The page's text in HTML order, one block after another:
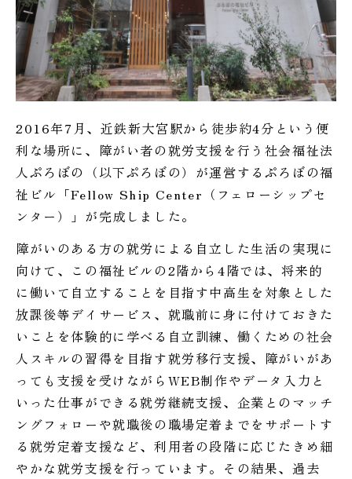
2016年7月、近鉄新大宮駅から徒歩約4分という便
利な場所に、障がい者の就労支援を行う社会福祉法
人ぷろぼの（以下ぷろぼの）が運営するぷろぼの福
祉ビル「Fellow Ship Center（フェローシップセ
ンター）」が完成しました。
障がいのある方の就労による自立した生活の実現に
向けて、この福祉ビルの2階から4階では、将来的
に働いて自立することを目指す中高生を対象とした
放課後等デイサービス、就職前に身に付けておきた
いことを体験的に学べる自立訓練、働くための社会
人スキルの習得を目指す就労移行支援、障がいがあ
っても支援を受けながらWEB制作やデータ入力と
いった仕事ができる就労継続支援、企業とのマッチ
ングフォローや就職後の職場定着までをサポートす
る就労定着支援など、利用者の段階に応じたきめ細
やかな就労支援を行っています。その結果、過去